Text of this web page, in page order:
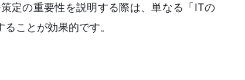
定の重要性を説明する際は、単なる「ITの
ことが効果的です。